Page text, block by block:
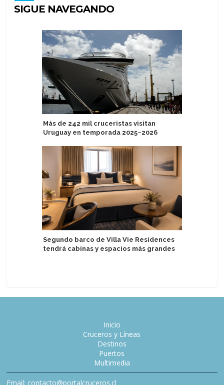
SIGUE NAVEGANDO
Más de 242 mil cruceristas visitan
Uruguay en temporada 2025–2026
Segundo barco de Villa Vie Residences
tendrá cabinas y espacios más grandes
Inicio
Cruceros y Líneas
Destinos
Puertos
Multimedia
Email: contacto@portalcruceros.cl